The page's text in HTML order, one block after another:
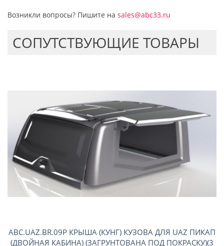
Возникли вопросы? Пишите на sales@abc33.ru
CОПУТСТВУЮЩИЕ ТОВАРЫ
ABC.UAZ.BR.09P КРЫША (КУНГ) КУЗОВА ДЛЯ UAZ ПИКАП
(ДВОЙНАЯ КАБИНА) (ЗАГРУНТОВАНА ПОД ПОКРАСКУ)(3